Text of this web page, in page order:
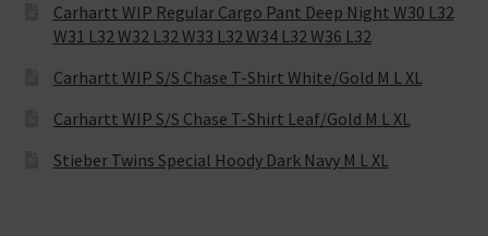
Carhartt WIP Regular Cargo Pant Deep Night W30 L32
W31 L32 W32 L32 W33 L32 W34 L32 W36 L32
Carhartt WIP S/S Chase T-Shirt White/Gold M L XL
Carhartt WIP S/S Chase T-Shirt Leaf/Gold M L XL
Stieber Twins Special Hoody Dark Navy M L XL